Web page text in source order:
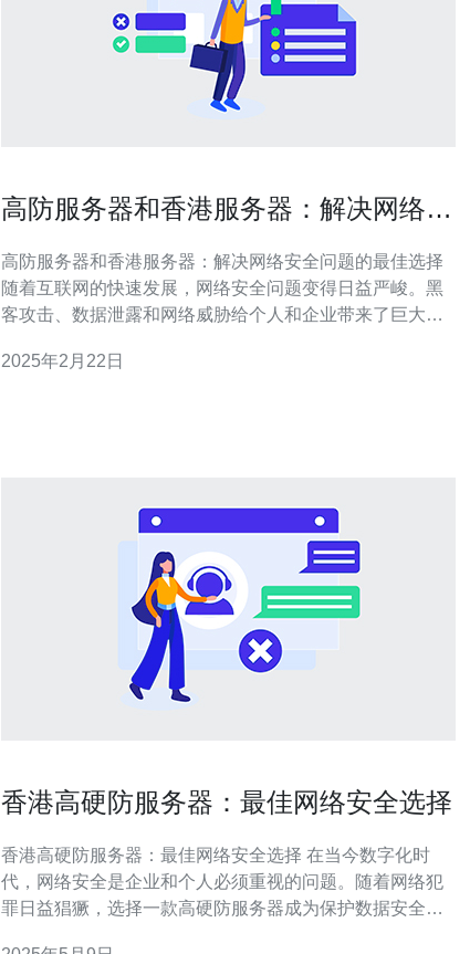
高防服务器和香港服务器：解决网络安
高防服务器和香港服务器：解决网络安全问题的最佳选择
随着互联网的快速发展，网络安全问题变得日益严峻。黑
客攻击、数据泄露和网络威胁给个人和企业带来了巨大的
服务器解决方案至关重要。 高防服务器是一种专门设计用
2025年2月22日
香港高硬防服务器：最佳网络安全选择
香港高硬防服务器：最佳网络安全选择 在当今数字化时
代，网络安全是企业和个人必须重视的问题。随着网络犯
罪日益猖獗，选择一款高硬防服务器成为保护数据安全的